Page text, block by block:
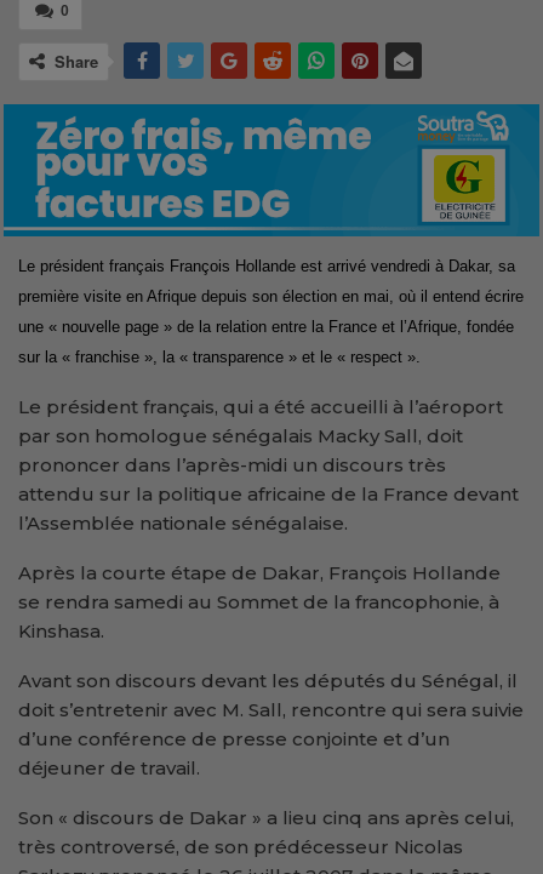
0
Share
Le président français François Hollande est arrivé vendredi à Dakar, sa
première visite en Afrique depuis son élection en mai, où il entend écrire
une « nouvelle page » de la relation entre la France et l’Afrique, fondée
sur la « franchise », la « transparence » et le « respect ».
Le président français, qui a été accueilli à l’aéroport
par son homologue sénégalais Macky Sall, doit
prononcer dans l’après-midi un discours très
attendu sur la politique africaine de la France devant
l’Assemblée nationale sénégalaise.
Après la courte étape de Dakar, François Hollande
se rendra samedi au Sommet de la francophonie, à
Kinshasa.
Avant son discours devant les députés du Sénégal, il
doit s’entretenir avec M. Sall, rencontre qui sera suivie
d’une conférence de presse conjointe et d’un
déjeuner de travail.
Son « discours de Dakar » a lieu cinq ans après celui,
très controversé, de son prédécesseur Nicolas